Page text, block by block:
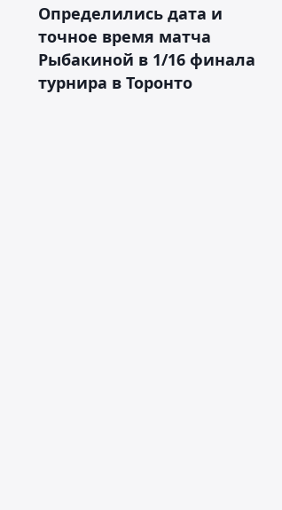
Определились дата и
точное время матча
Рыбакиной в 1/16 финала
турнира в Торонто